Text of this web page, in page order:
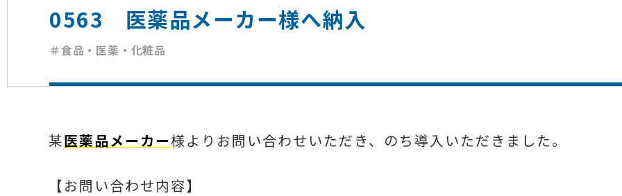
0563 医薬品メーカー様へ納入
＃食品・医薬・化粧品
某医薬品メーカー様よりお問い合わせいただき、のち導入いただきました。
【お問い合わせ内容】